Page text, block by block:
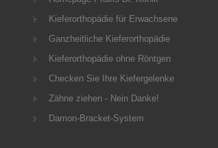
Kieferorthopädie für Erwachsene
Ganzheitliche Kieferorthopädie
Kieferorthopädie ohne Röntgen
Checken Sie Ihre Kiefergelenke
Zähne ziehen - Nein Danke!
Damon-Bracket-System